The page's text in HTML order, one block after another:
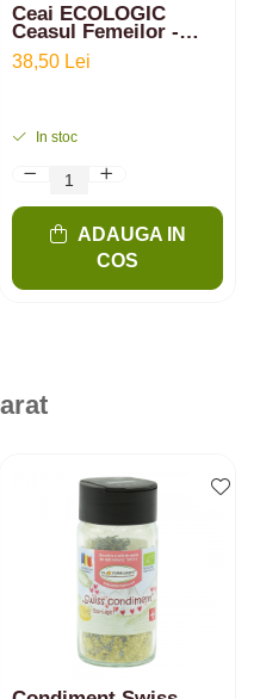
Ceai ECOLOGIC
Ceasul Femeilor -
40gr
38,50 Lei
In stoc
ADAUGA IN
COS